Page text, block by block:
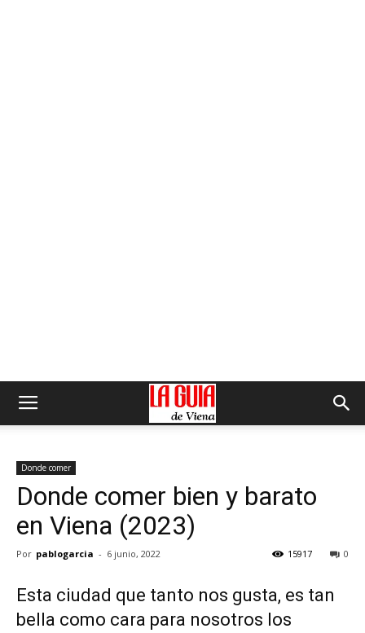
Donde comer
Donde comer bien y barato
en Viena (2023)
Por pablogarcia - 6 junio, 2022 0
15917
Esta ciudad que tanto nos gusta, es tan
bella como cara para nosotros los